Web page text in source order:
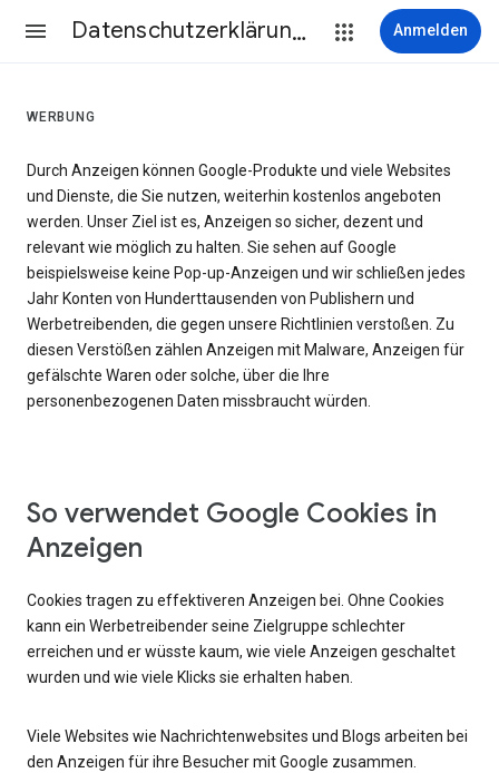
Datenschutzerklärung & Nutzungsbedingungen Anmelden
WERBUNG
Durch Anzeigen können Google-Produkte und viele Websites
und Dienste, die Sie nutzen, weiterhin kostenlos angeboten
werden. Unser Ziel ist es, Anzeigen so sicher, dezent und
relevant wie möglich zu halten. Sie sehen auf Google
beispielsweise keine Pop-up-Anzeigen und wir schließen jedes
Jahr Konten von Hunderttausenden von Publishern und
Werbetreibenden, die gegen unsere Richtlinien verstoßen. Zu
diesen Verstößen zählen Anzeigen mit Malware, Anzeigen für
gefälschte Waren oder solche, über die Ihre
personenbezogenen Daten missbraucht würden.
So verwendet Google Cookies in
Anzeigen
Cookies tragen zu effektiveren Anzeigen bei. Ohne Cookies
kann ein Werbetreibender seine Zielgruppe schlechter
erreichen und er wüsste kaum, wie viele Anzeigen geschaltet
wurden und wie viele Klicks sie erhalten haben.
Viele Websites wie Nachrichtenwebsites und Blogs arbeiten bei
den Anzeigen für ihre Besucher mit Google zusammen.